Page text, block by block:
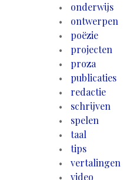
onderwijs
ontwerpen
poëzie
projecten
proza
publicaties
redactie
schrijven
spelen
taal
tips
vertalingen
video